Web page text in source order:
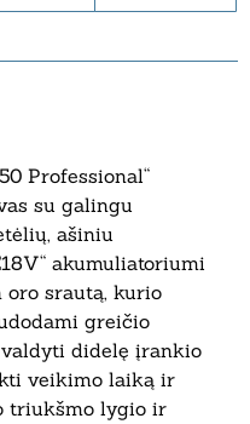
Professional“
su galingu
ašiniu
akumuliatoriumi
oro srautą, kurio
greičio
didelę įrankio
veikimo laiką ir
triukšmo lygio ir